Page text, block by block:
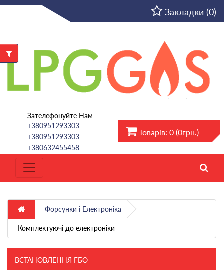
Закладки (0)
Зателефонуйте Нам
+380951293303
+380951293303
+380632455458
Товарів: 0 (0грн.)
Форсунки і Електроніка
Комплектуючі до електроніки
ВСТАНОВЛЕННЯ ГБО